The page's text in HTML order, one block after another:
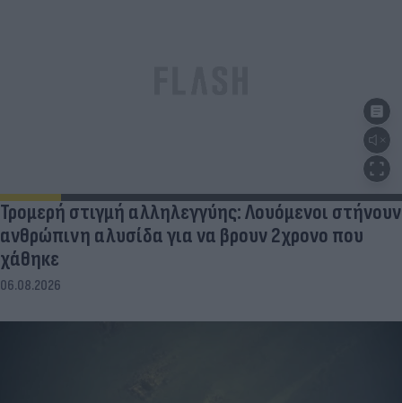
Τρομερή στιγμή αλληλεγγύης: Λουόμενοι στήνουν
ανθρώπινη αλυσίδα για να βρουν 2χρονο που
χάθηκε
06.08.2026